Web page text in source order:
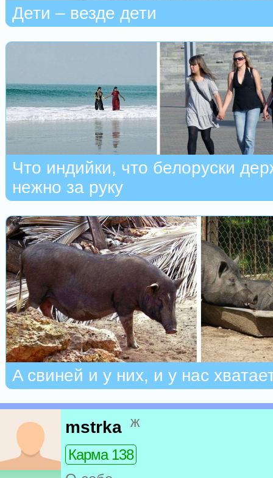
Дети – везде дети
Что индийки, что белоруски
нежно за руку
A свиней и у них, и у нас
mstrka ж
Карма 138